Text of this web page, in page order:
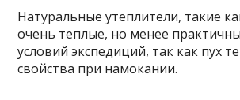
Натуральные утеплители, такие
очень теплые, но менее
условий экспедиций, так как пух
свойства при намокании.